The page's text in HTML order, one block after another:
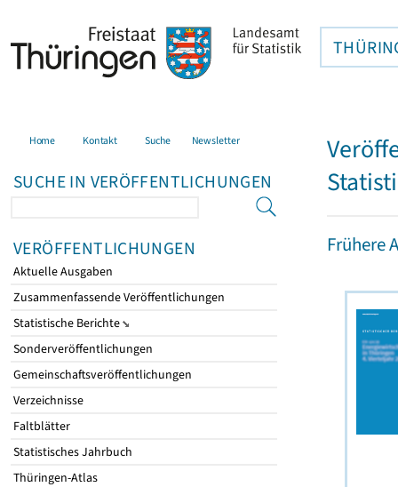
Home Kontakt Suche Newsletter
SUCHE IN VERÖFFENTLICHUNGEN
VERÖFFENTLICHUNGEN
Aktuelle Ausgaben
Zusammenfassende Veröffentlichungen
Statistische Berichte
Sonderveröffentlichungen
Gemeinschaftsveröffentlichungen
Verzeichnisse
Faltblätter
Statistisches Jahrbuch
Thüringen-Atlas
Frühere